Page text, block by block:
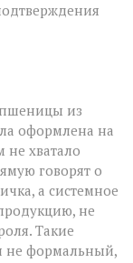
пшеницы из
оформлена на
не хватало
говорят о
а системное
не
Такие
не формальный,